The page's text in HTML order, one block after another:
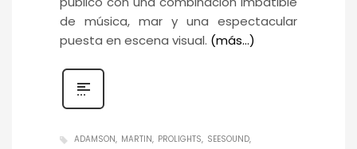
de música, mar y una espectacular
puesta en escena visual. (más…)
ADAMSON MARTIN PROLIGHTS SEESOUND